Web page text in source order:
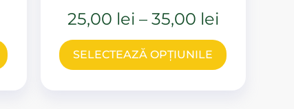
25,00 lei – 35,00 lei
SELECTEAZĂ OPȚIUNILE